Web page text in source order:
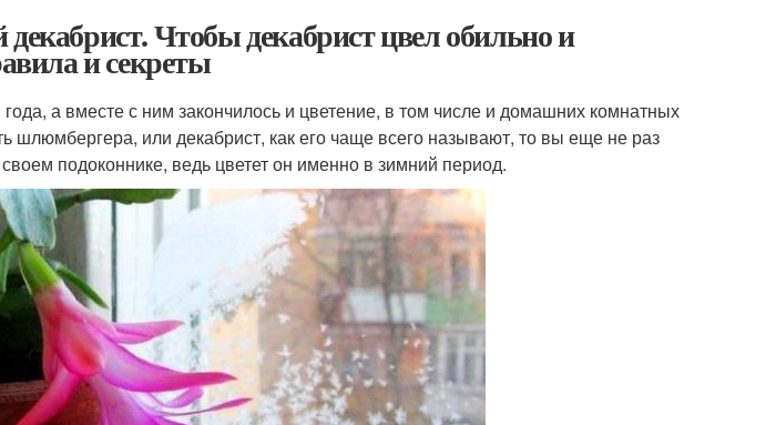
Чтобы декабрист цвел обильно и
и секреты
а вместе с ним закончилось и цветение, в том числе и домашних комнатных
шлюмбергера, или декабрист, как его чаще всего называют, то вы еще не раз
подоконнике, ведь цветет он именно в зимний период.